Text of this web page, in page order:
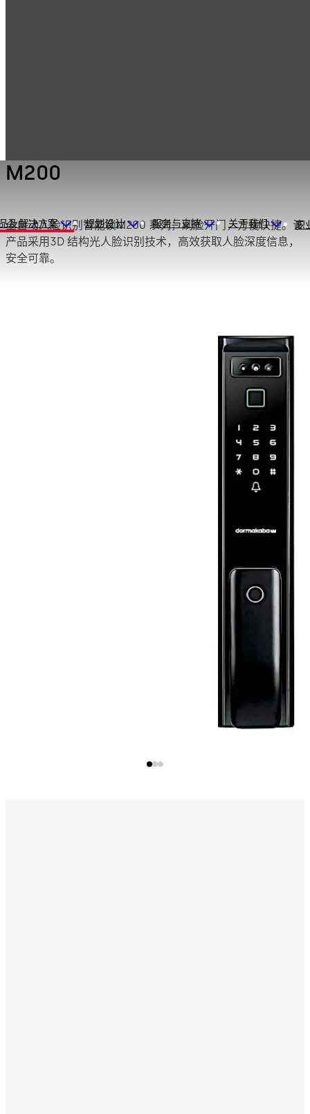
及解决方案 规划设计 服务与支持 关于我们 职
M200
全自动人脸识别智能锁M200 系列，刷脸开门，方便快捷。该
产品采用3D 结构光人脸识别技术，高效获取人脸深度信息，
安全可靠。